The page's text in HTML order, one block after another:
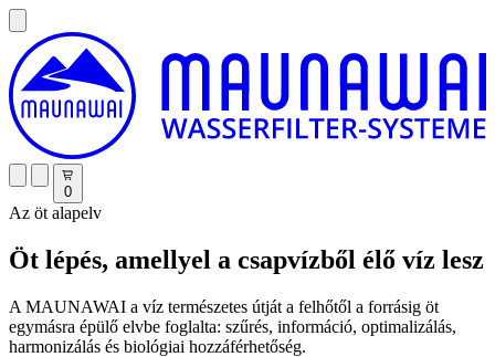
0
Az öt alapelv
Öt lépés, amellyel a csapvízből élő víz lesz
A MAUNAWAI a víz természetes útját a felhőtől a forrásig öt
egymásra épülő elvbe foglalta: szűrés, információ, optimalizálás,
harmonizálás és biológiai hozzáférhetőség.